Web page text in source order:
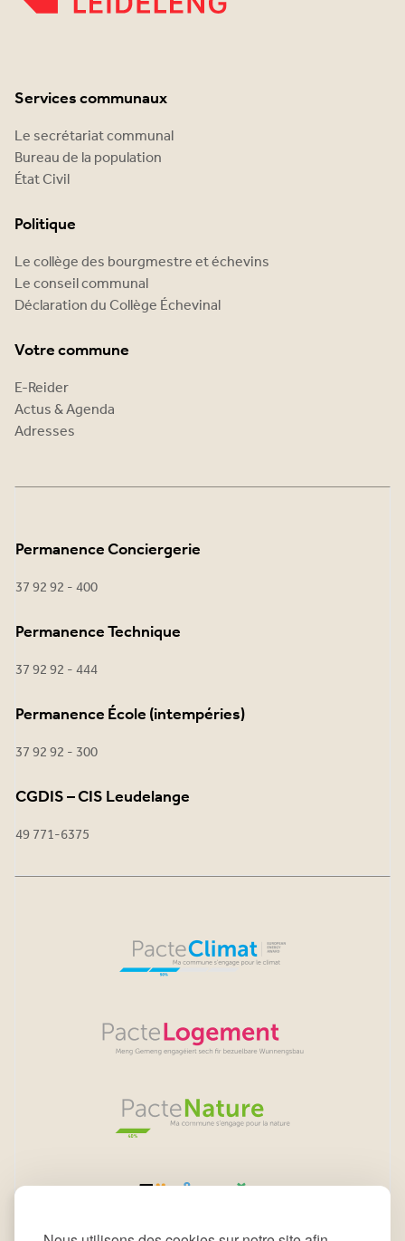
Services communaux
Le secrétariat communal
Bureau de la population
État Civil
Politique
Le collège des bourgmestre et échevins
Le conseil communal
Déclaration du Collège Échevinal
Votre commune
E-Reider
Actus & Agenda
Adresses
Permanence Conciergerie
37 92 92 - 400
Permanence Technique
37 92 92 - 444
Permanence École (intempéries)
37 92 92 - 300
CGDIS – CIS Leudelange
49 771-6375